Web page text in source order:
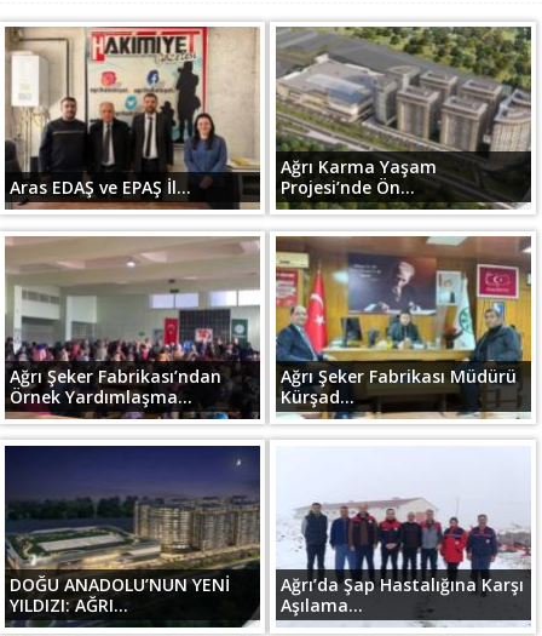
Aras EDAŞ ve EPAŞ İl...
Ağrı Karma Yaşam
Projesi’nde Ön...
Ağrı Şeker Fabrikası’ndan
Örnek Yardımlaşma...
Ağrı Şeker Fabrikası Müdürü
Kürşad...
DOĞU ANADOLU’NUN YENİ
YILDIZI: AĞRI...
Ağrı’da Şap Hastalığına Karşı
Aşılama...